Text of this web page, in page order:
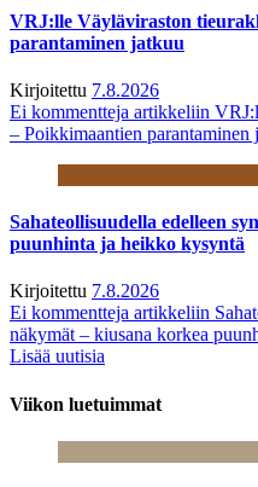
VRJ:lle Väyläviraston
parantaminen jatkuu
Kirjoitettu 7.8.2026
Ei kommentteja artikkeliin
– Poikkimaantien parantaminen
Sahateollisuudella edelleen
puunhinta ja heikko kysyntä
Kirjoitettu 7.8.2026
Ei kommentteja artikkeliin
näkymät – kiusana korkea
Lisää uutisia
Viikon luetuimmat